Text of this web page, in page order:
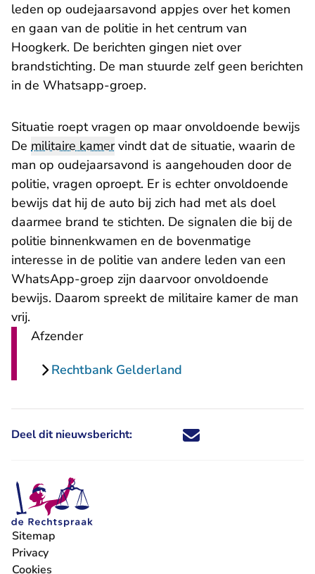
leden op oudejaarsavond appjes over het komen
en gaan van de politie in het centrum van
Hoogkerk. De berichten gingen niet over
brandstichting. De man stuurde zelf geen berichten
in de Whatsapp-groep.
​Situatie roept vragen op maar onvoldoende bewijs
De militaire kamervindt dat de situatie, waarin de
man op oudejaarsavond is aangehouden door de
politie, vragen oproept. Er is echter onvoldoende
bewijs dat hij de auto bij zich had met als doel
daarmee brand te stichten. De signalen die bij de
politie binnenkwamen en de bovenmatige
interesse in de politie van andere leden van een
WhatsApp-groep zijn daarvoor onvoldoende
bewijs. Daarom spreekt de militaire kamer de man
vrij.
Afzender
Rechtbank Gelderland
Deel dit nieuwsbericht: Deel dit nieuwsbericht via X -
Deel dit nieuwsbericht via
Deel dit nieuwsbericht
Deel dit
Sitemap
Privacy
Cookies